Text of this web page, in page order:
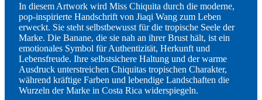
In diesem Artwork wird Miss Chiquita durch die moderne,
pop-inspirierte Handschrift von Jiaqi Wang zum Leben
erweckt. Sie steht selbstbewusst für die tropische Seele der
Marke. Die Banane, die sie nah an ihrer Brust hält, ist ein
emotionales Symbol für Authentizität, Herkunft und
Lebensfreude. Ihre selbstsichere Haltung und der warme
Ausdruck unterstreichen Chiquitas tropischen Charakter,
während kräftige Farben und lebendige Landschaften die
Wurzeln der Marke in Costa Rica widerspiegeln.